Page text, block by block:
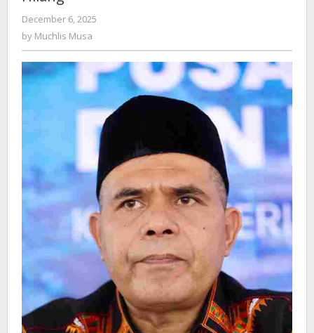
Meninggal,
23
Hilang
December 6, 2025
by Muchlis Musa